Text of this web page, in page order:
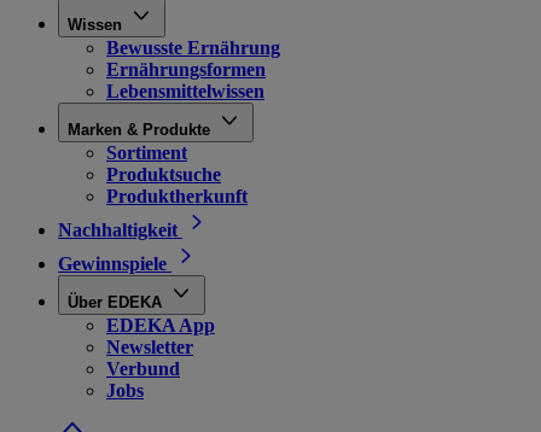
Wissen
Bewusste Ernährung
Ernährungsformen
Lebensmittelwissen
Marken & Produkte
Sortiment
Produktsuche
Produktherkunft
Nachhaltigkeit
Gewinnspiele
Über EDEKA
EDEKA App
Newsletter
Verbund
Jobs